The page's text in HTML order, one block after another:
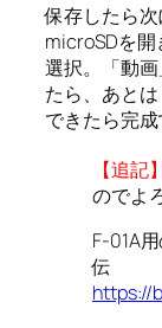
保存したら
microSDを
選択。「動
たら、あと
できたら完成
【追記】
のでよ
F-01A
伝
https://